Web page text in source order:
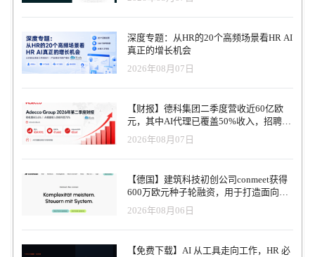
深度专题：从HR的20个高频场景看HR AI
真正的增长机会
2026年08月07日
【财报】德科集团二季度营收近60亿欧
元，其中AI代理已覆盖50%收入，招聘服
务进入运营重构阶段
2026年08月07日
【德国】建筑科技初创公司conmeet获得
600万欧元种子轮融资，用于打造面向贸
易和建筑行业的AI操作系统
2026年08月06日
【免费下载】AI 从工具走向工作，HR 必